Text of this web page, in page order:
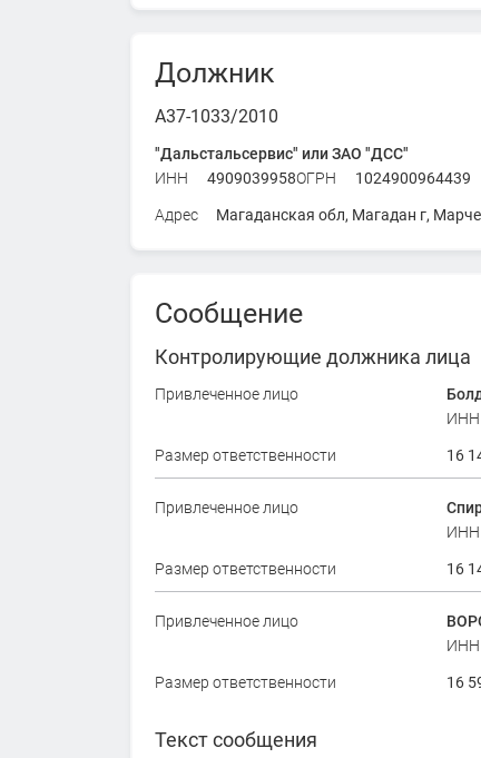
Союз СРО "СЕМТЭК" - Союз
ИНН
Должник
А37-1033/2010
"Дальстальсервис" или ЗАО "ДСС"
ИНН
4909039958ОГРН 1024900964439
Адрес Магаданская обл, Магадан г,
Сообщение
Контролирующие должника лица
Привлеченное лицо
ИНН
Размер ответственности 16
Привлеченное лицо
ИНН
Размер ответственности 16
Привлеченное лицо
ИНН
Размер ответственности 16
Текст сообщения